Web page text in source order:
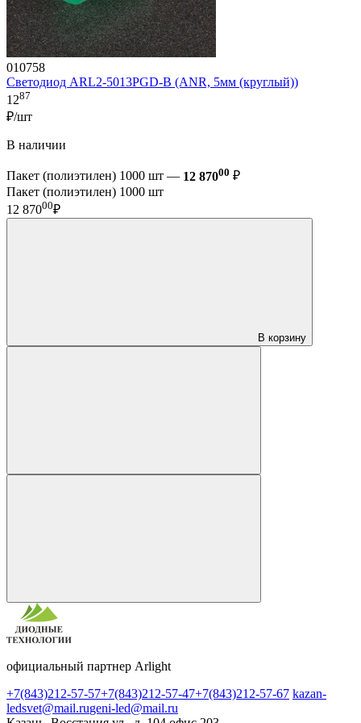
010758
Светодиод ARL2-5013PGD-B (ANR, 5мм (круглый))
1287
₽/шт
В наличии
Пакет (полиэтилен) 1000 шт — 12 87000 ₽
Пакет (полиэтилен) 1000 шт
12 87000₽
В корзину
официальный партнер Arlight
+7(843)212-57-57+7(843)212-57-47+7(843)212-57-67 kazan-
ledsvet@mail.rugeni-led@mail.ru